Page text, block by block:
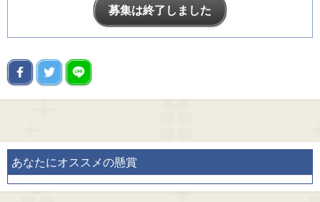
募集は終了しました
あなたにオススメの懸賞